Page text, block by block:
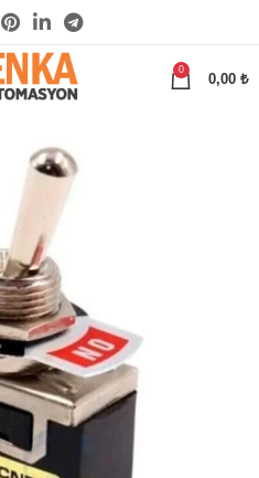
0
0,00 ₺